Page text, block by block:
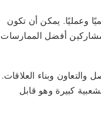
وعمليًا. يمكن أن تكون
أفضل الممارسات
وبناء العلاقات.
كبيرة وهو قابل